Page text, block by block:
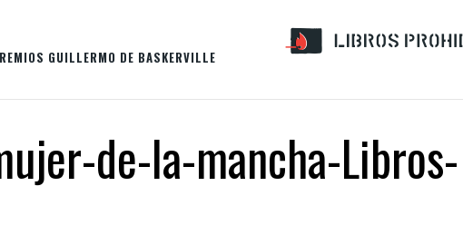
GUILLERMO DE BASKERVILLE
de-la-mancha-Libros-